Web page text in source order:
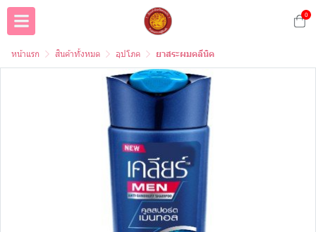
0
หน้าแรก สินค้าทั้งหมด อุปโภค ยาสระผมคลีนิค